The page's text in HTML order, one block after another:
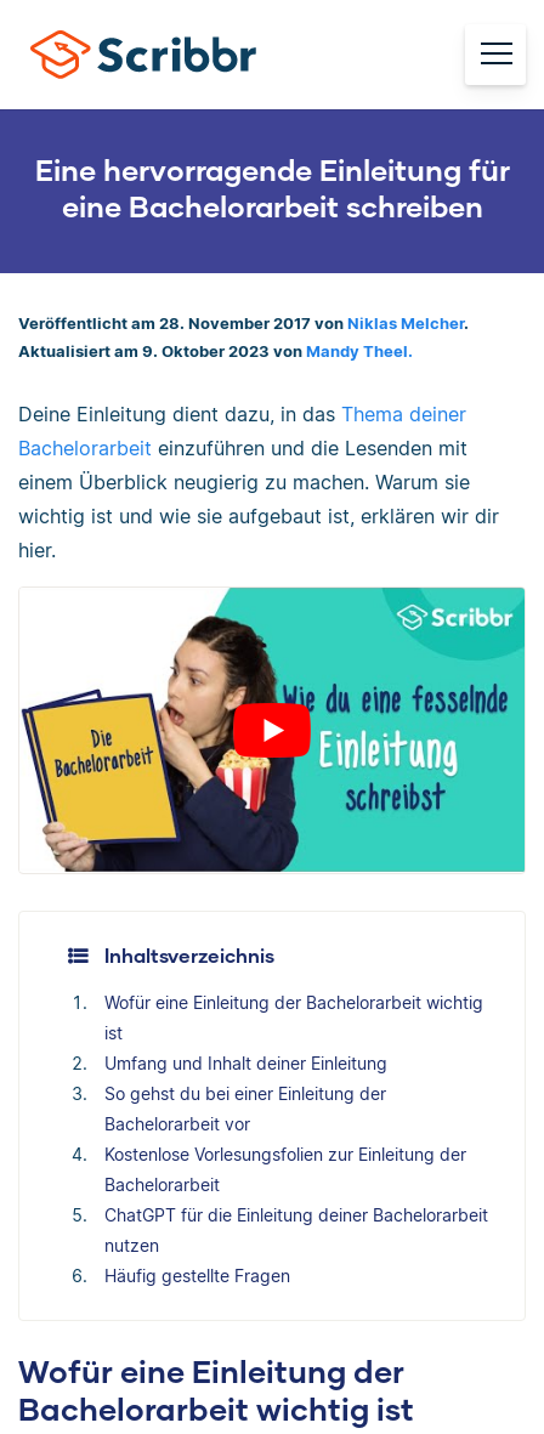
Eine hervorragende Einleitung für
eine Bachelorarbeit schreiben
Veröffentlicht am 28. November 2017 von Niklas Melcher.
Aktualisiert am 9. Oktober 2023 von Mandy Theel.
Deine Einleitung dient dazu, in das Thema deiner
Bachelorarbeit einzuführen und die Lesenden mit
einem Überblick neugierig zu machen. Warum sie
wichtig ist und wie sie aufgebaut ist, erklären wir dir
hier.
Inhaltsverzeichnis
Wofür eine Einleitung der Bachelorarbeit wichtig
ist
Umfang und Inhalt deiner Einleitung
So gehst du bei einer Einleitung der
Bachelorarbeit vor
Kostenlose Vorlesungsfolien zur Einleitung der
Bachelorarbeit
ChatGPT für die Einleitung deiner Bachelorarbeit
nutzen
Häufig gestellte Fragen
Wofür eine Einleitung der
Bachelorarbeit wichtig ist